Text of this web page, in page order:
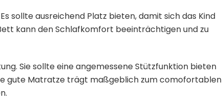
sollte ausreichend Platz bieten, damit sich das Kind
kann den Schlafkomfort beeinträchtigen und zu
Sie sollte eine angemessene Stützfunktion bieten
gute Matratze trägt maßgeblich zum comofortablen